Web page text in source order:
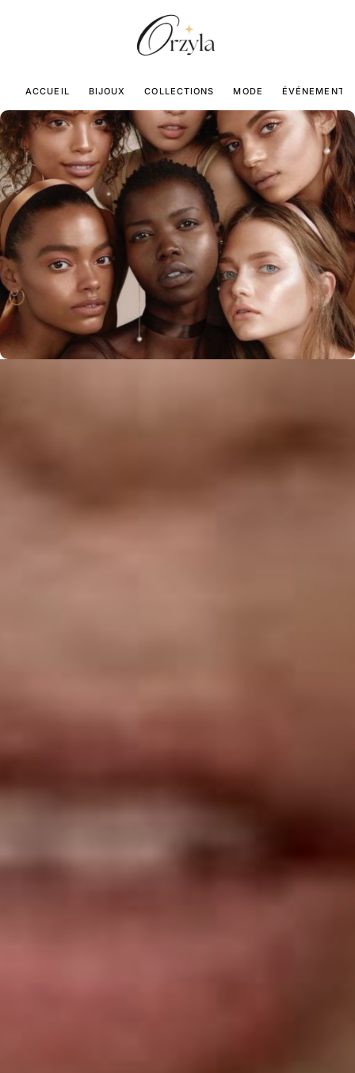
ACCUEIL BIJOUX COLLECTIONS MODE ÉVÉNEMENTS